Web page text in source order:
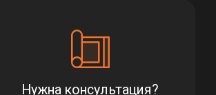
Нужна консультация?